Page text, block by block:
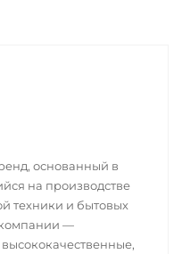
основанный в
на производстве
техники и бытовых
компании —